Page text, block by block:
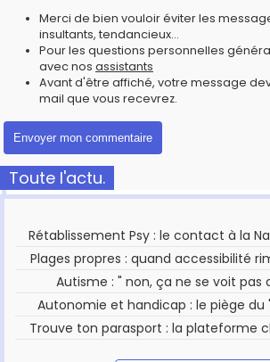
Merci de bien vouloir éviter les
insultants, tendancieux...
Pour les questions personnelles
avec nos assistants
Avant d'être affiché, votre message
mail que vous recevrez.
Toute l'actu.
Rétablissement Psy : le contact à la
Plages propres : quand accessibilité
Autisme : " non, ça ne se voit pas
Autonomie et handicap : le piège du
Trouve ton parasport : la plateforme